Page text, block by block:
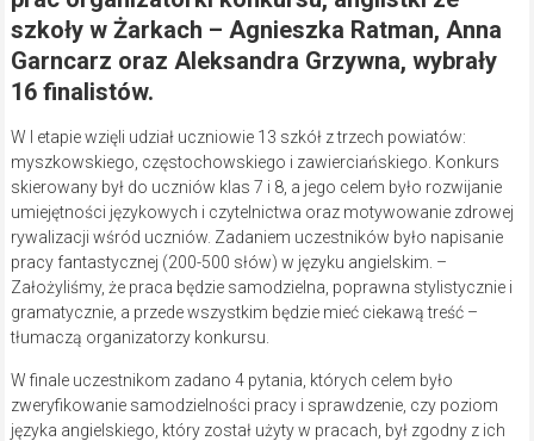
szkoły w Żarkach – Agnieszka Ratman, Anna
Garncarz oraz Aleksandra Grzywna, wybrały
16 finalistów.
W I etapie wzięli udział uczniowie 13 szkół z trzech powiatów:
myszkowskiego, częstochowskiego i zawierciańskiego. Konkurs
skierowany był do uczniów klas 7 i 8, a jego celem było rozwijanie
umiejętności językowych i czytelnictwa oraz motywowanie zdrowej
rywalizacji wśród uczniów. Zadaniem uczestników było napisanie
pracy fantastycznej (200-500 słów) w języku angielskim. –
Założyliśmy, że praca będzie samodzielna, poprawna stylistycznie i
gramatycznie, a przede wszystkim będzie mieć ciekawą treść –
tłumaczą organizatorzy konkursu.
W finale uczestnikom zadano 4 pytania, których celem było
zweryfikowanie samodzielności pracy i sprawdzenie, czy poziom
języka angielskiego, który został użyty w pracach, był zgodny z ich